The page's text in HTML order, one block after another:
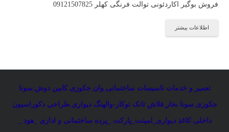
فروش بوگیر اکاردئونی توالت فرنگی کهلر 09121507825
اطلاعات بیشتر
تعمیر و خدمات تاسیسات ساختمانی:وان جکوزی ,کابین دوش سونا
جکوزی سونا بخار فلاش تانک توکار-والهنگ دیواری ,طراحی دکوراسیون
داخلی:کاغذ دیواری_لمینت_پارکت _پرده ساختمانی و اداری _هود _